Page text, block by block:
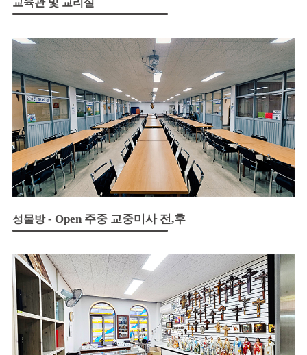
성물방 - Open 주중 교중미사 전,후